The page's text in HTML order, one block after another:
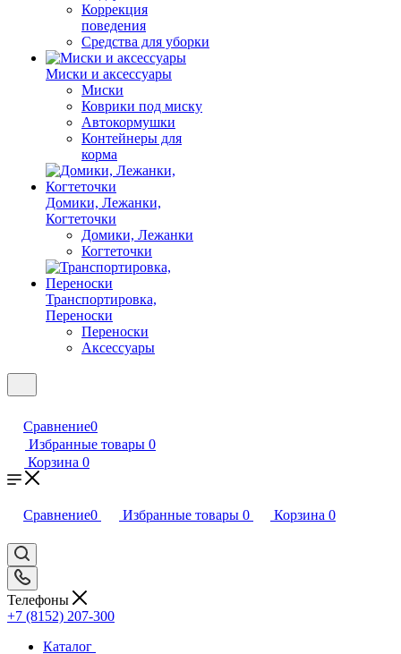
Коррекция
поведения
Средства для уборки
Миски и аксессуары
Миски
Коврики под миску
Автокормушки
Контейнеры для
корма
Домики, Лежанки,
Когтеточки
Домики, Лежанки
Когтеточки
Транспортировка,
Переноски
Переноски
Аксессуары
Сравнение0
Избранные товары 0
Корзина 0
Сравнение0 Избранные товары 0 Корзина 0
Телефоны
+7 (8152) 207-300
Каталог